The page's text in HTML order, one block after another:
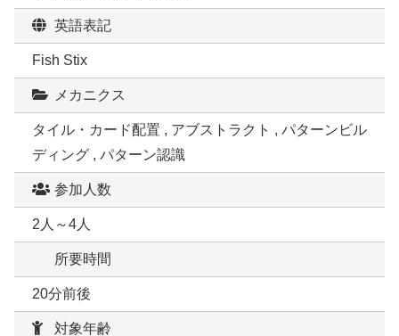
英語表記
Fish Stix
メカニクス
タイル・カード配置 , アブストラクト , パターンビル
ディング , パターン認識
参加人数
2人～4人
所要時間
20分前後
対象年齢